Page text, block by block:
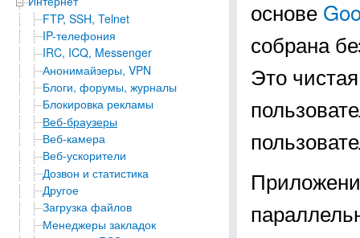
FTP, SSH, Telnet
IP-телефония
IRC, ICQ, Messenger
Анонимайзеры, VPN
Блоги, форумы, журналы
Блокировка рекламы
Веб-браузеры
Веб-камера
Веб-ускорители
Дозвон и статистика
Другое
Загрузка файлов
Менеджеры закладок
основе
собрана
Это